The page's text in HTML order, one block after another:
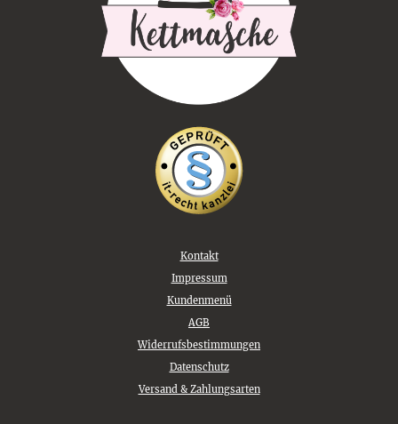
Kontakt
Impressum
Kundenmenü
AGB
Widerrufsbestimmungen
Datenschutz
Versand & Zahlungsarten